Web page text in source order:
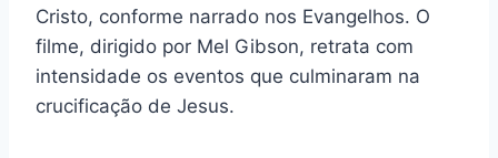
Cristo, conforme narrado nos Evangelhos. O
filme, dirigido por Mel Gibson, retrata com
intensidade os eventos que culminaram na
crucificação de Jesus.